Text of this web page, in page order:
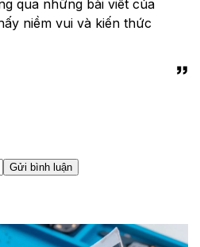
qua những bài viết của
niềm vui và kiến thức
Gửi bình luận